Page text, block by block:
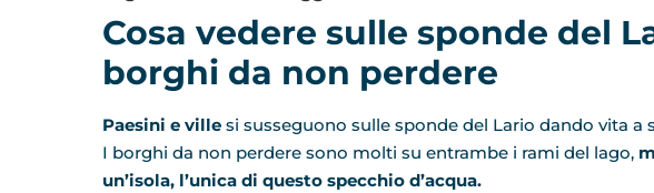
Cosa vedere sulle sponde del
borghi da non perdere
Paesini e ville si susseguono sulle sponde del Lario dando vita a
I borghi da non perdere sono molti su entrambe i rami del lago,
un’isola, l’unica di questo specchio d’acqua.